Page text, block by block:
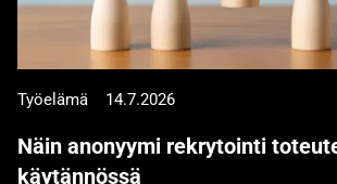
Työelämä 14.7.2026
Näin anonyymi rekrytointi
käytännössä